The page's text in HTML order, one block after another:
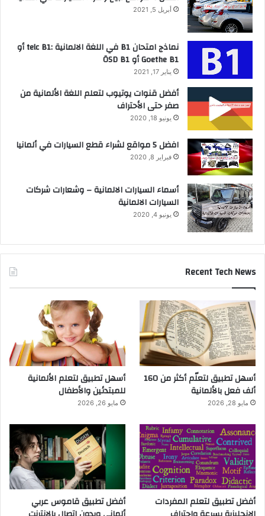
أبريل 5, 2021
نماذج امتحان B1 في اللغة الالمانية :telc B1 أو
Goethe B1 أو ÖSD B1
يناير 17, 2021
أفضل قنوات يوتيوب لتعلم اللغة الألمانية من
صفر حتى الأحتراف
يونيو 18, 2020
افضل 5 مواقع لشراء قطع السيارات في ألمانيا
فبراير 8, 2020
أسماء السيارات الالمانية – وشعارات شركات
السيارات الالمانية
يونيو 4, 2020
Recent Tech News
أسهل تطبيق لتعلّم أكثر من 160
ألف فعل بالألمانية
مايو 28, 2026
أسهل تطبيق لتعلم الألمانية
للمبتدئين والأطفال
مايو 26, 2026
أفضل تطبيق لتعلم المفردات
أفضل تطبيق قاموس عربي